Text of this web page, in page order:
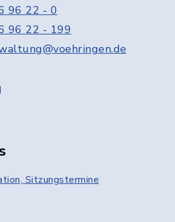
96 22 - 0
96 22 - 199
youtube
Sitzungstermine